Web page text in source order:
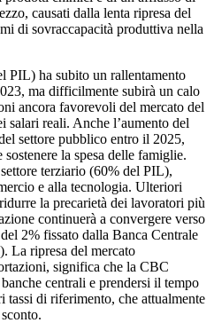
causati dalla lenta ripresa del
di sovraccapacità produttiva nella
PIL) ha subito un rallentamento
ma difficilmente subirà un calo
ancora favorevoli del mercato del
salari reali. Anche l’aumento del
settore pubblico entro il 2025,
la spesa delle famiglie.
terziario (60% del PIL),
e alla tecnologia. Ulteriori
la precarietà dei lavoratori più
continuerà a convergere verso
2% fissato dalla Banca Centrale
La ripresa del mercato
significa che la CBC
centrali e prendersi il tempo
tassi di riferimento, che attualmente